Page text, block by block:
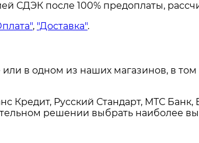
СДЭК после 100% предоплаты,
, "Доставка".
в одном из наших магазинов, в
Кредит, Русский Стандарт, МТС
решении выбрать наиболее